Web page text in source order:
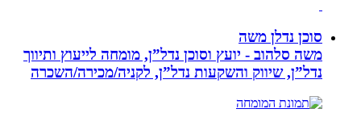
סוכן נדלן משה
משה סלהוב - יועץ וסוכן נדל”ן, מומחה לייעוץ ותיווך
נדל”ן, שיווק והשקעות נדל”ן, לקניה/מכירה/השכרה